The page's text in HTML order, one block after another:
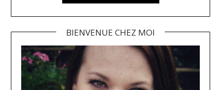
ALTERNATIVE:
BIENVENUE CHEZ MOI